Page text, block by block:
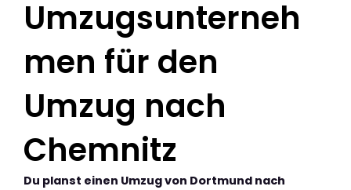
Umzugsunterneh
men für den
Umzug nach
Chemnitz
Du planst einen Umzug von Dortmund nach